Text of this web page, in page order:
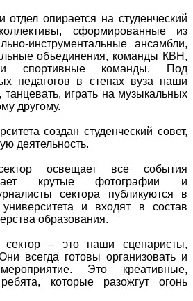
отдел опирается на студенческий
сформированные из
инструментальные ансамбли,
объединения, команды КВН,
и спортивные команды. Под
педагогов в стенах вуза наши
танцевать, играть на музыкальных
другому.
создан студенческий совет,
деятельность.
освещает все события
крутые фотографии и
сектора публикуются в
университета и входят в состав
образования.
сектор – это наши сценаристы,
всегда готовы организовать и
Это креативные,
которые разожгут огонь